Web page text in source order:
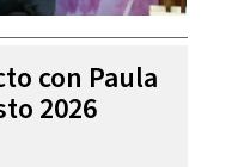
con Paula
2026